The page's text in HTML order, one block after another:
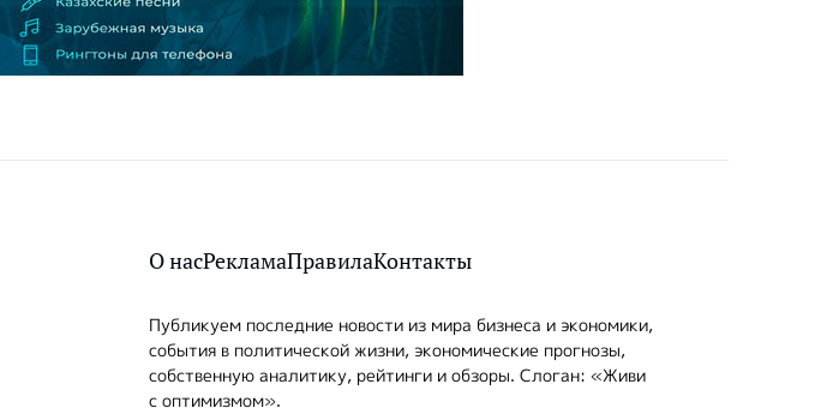
О насРекламаПравилаКонтакты
Публикуем последние новости из мира бизнеса и экономики,
события в политической жизни, экономические прогнозы,
собственную аналитику, рейтинги и обзоры. Слоган: «Живи
с оптимизмом».